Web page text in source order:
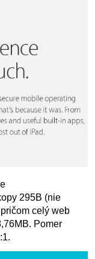
295B (nie
celý web
Pomer